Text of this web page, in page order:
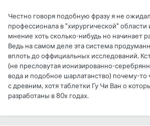
Честно говоря подобную фразу я не
профессионала в "хирургической"
мнение хоть сколько-нибудь но начинает
Ведь на самом деле эта система
вплоть до оффициальных исследований.
(не пресловутая ионизированно-
вода и подобное шарлатанство) почему-то
с древним, хотя таблетки Гу Чи Ван о
разработаны в 80х годах.